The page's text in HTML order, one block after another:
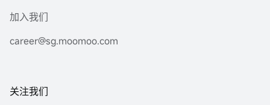
加入我们
career@sg.moomoo.com
关注我们